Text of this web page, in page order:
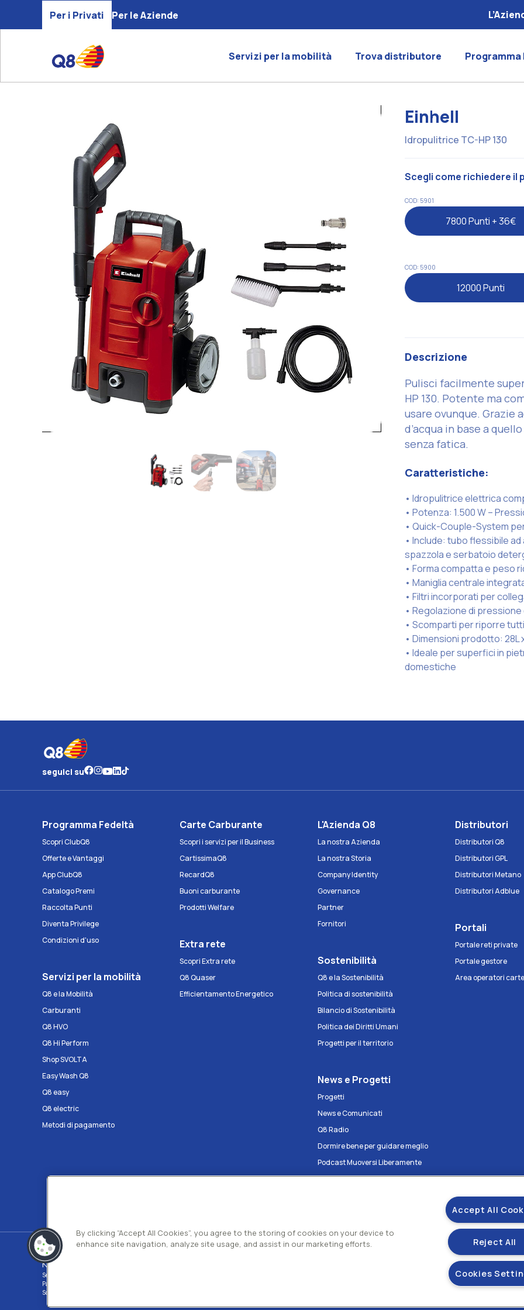
Per i Privati Per le Aziende
Servizi per la mobilità Trova distributore Programma
Einhell
Idropulitrice TC-HP 130
Scegli come richiedere il
COD: 5901
7800 Punti + 36€
COD: 5900
12000 Punti
Descrizione
Pulisci facilmente
HP 130. Potente ma
usare ovunque. Grazie
d’acqua in base a
senza fatica.
Caratteristiche:
• Idropulitrice elettrica
• Potenza: 1.500 W –
• Quick-Couple-System
• Include: tubo flessibile
spazzola e serbatoio
• Forma compatta e peso
• Maniglia centrale
• Filtri incorporati per
• Regolazione di
• Scomparti per riporre
• Dimensioni prodotto: 28L
• Ideale per superfici in
domestiche
seguici su
Programma Fedeltà
Scopri ClubQ8
Offerte e Vantaggi
App ClubQ8
Catalogo Premi
Raccolta Punti
Diventa Privilege
Condizioni d'uso
Servizi per la mobilità
Q8 e la Mobilità
Carburanti
Q8 HVO
Q8 Hi Perform
Shop SVOLTA
Easy Wash Q8
Q8 easy
Q8 electric
Metodi di pagamento
Carte Carburante
Scopri i servizi per il Business
CartissimaQ8
RecardQ8
Buoni carburante
Prodotti Welfare
Extra rete
Scopri Extra rete
Q8 Quaser
Efficientamento Energetico
L'Azienda Q8
La nostra Azienda
La nostra Storia
Company Identity
Governance
Partner
Fornitori
Sostenibilità
Q8 e la Sostenibilità
Politica di sostenibilità
Bilancio di Sostenibilità
Politica dei Diritti Umani
Progetti per il territorio
News e Progetti
Progetti
News e Comunicati
Q8 Radio
Dormire bene per guidare meglio
Podcast Muoversi Liberamente
Podcast Antropocentrica ma per
Distributori
Distributori Q8
Distributori GPL
Distributori Metano
Distributori Adblue
Portali
Portale reti private
Portale gestore
Area operatori carte
Kuwait Petroleum Italia S.p.A
Sede legale e Uffici: Viale dell'Oceano Indiano 13 00144 - ROMA
Partita Iva 00891951006 C.F. 00435970587 C.S. Euro 130.000.000 int. vers. R.E.A di Roma N.73832 Uff. Reg. Imprese di Roma
Società con un socio Unico Società soggetta ad attività di direzione e coordinamento Kuwait Petroleum Corporation
Gestisci i tuoi
By clicking “Accept All Cookies”, you agree to the storing of cookies on your device to
enhance site navigation, analyze site usage, and assist in our marketing efforts.
Accept All
Reject All
Cookies